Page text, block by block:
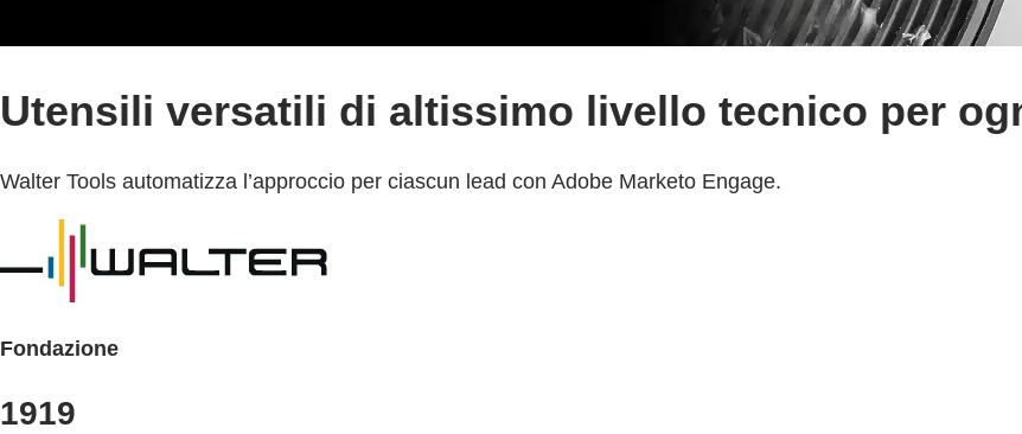
Utensili versatili di altissimo livello tecnico per
Walter Tools automatizza l’approccio per ciascun lead con Adobe Marketo Engage.
Fondazione
1919